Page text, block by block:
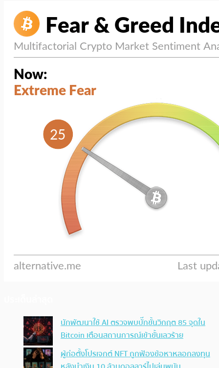
นักพัฒนาใช้ AI ตรวจพบบั๊กขั้นวิกฤต 85 จุดใน
Bitcoin เตือนสถานการณ์เข้าขั้นเลวร้าย
ผู้ก่อตั้งโปรเจกต์ NFT ถูกฟ้องข้อหาหลอกลงทุน